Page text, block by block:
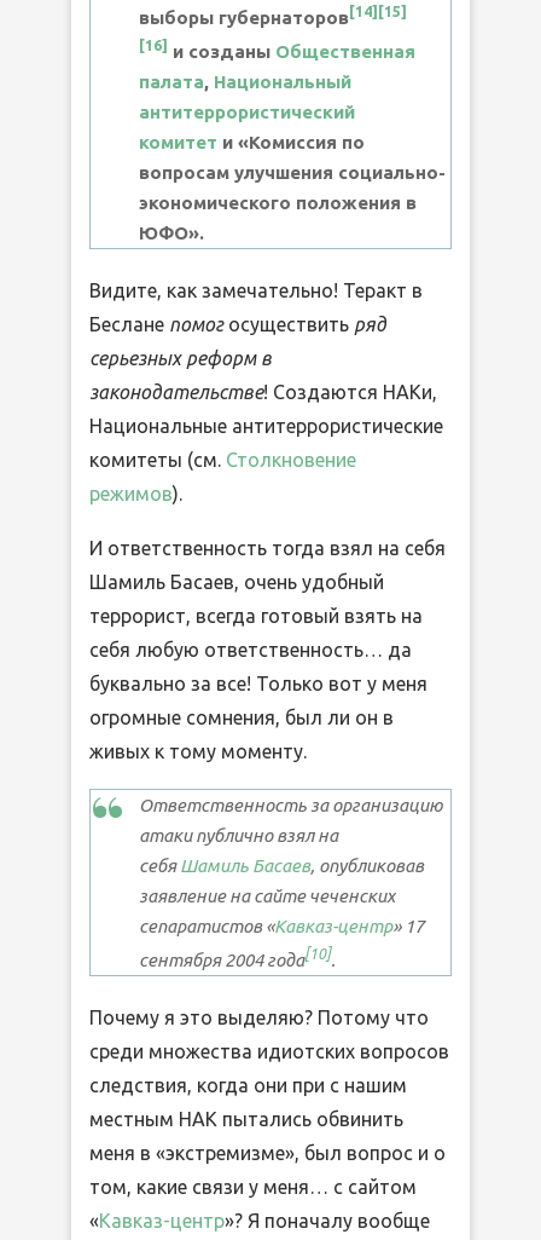
выборы губернаторов [14] [15]
[16] и созданы Общественная
палата, Национальный
антитеррористический
комитет и «Комиссия по
вопросам улучшения социально-
экономического положения в
ЮФО».
Видите, как замечательно! Теракт в
Беслане помогосуществить ряд
серьезных реформ в
законодательстве! Создаются НАКи,
Национальные антитеррористические
комитеты (см. Столкновение
режимов).
И ответственность тогда взял на себя
Шамиль Басаев, очень удобный
террорист, всегда готовый взять на
себя любую ответственность… да
буквально за все! Только вот у меня
огромные сомнения, был ли он в
живых к тому моменту.
Ответственность за организацию
атаки публично взял на
себяШамиль Басаев, опубликовав
заявление на сайте чеченских
сепаратистов «Кавказ-центр» 17
сентября 2004 года[10].
Почему я это выделяю? Потому что
среди множества идиотских вопросов
следствия, когда они при с нашим
местным НАК пытались обвинить
меня в «экстремизме», был вопрос и о
том, какие связи у меня… с сайтом
«Кавказ-центр»? Я поначалу вообще